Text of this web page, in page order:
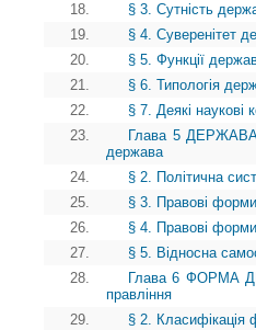
18.
§ 3. Сутність
19.
§ 4. Суверенітет
20.
§ 5. Функції
21.
§ 6. Типологія
22.
§ 7. Деякі наукові
23.
Глава 5
держава
24.
§ 2. Політична
25.
§ 3. Правові
26.
§ 4. Правові форми
27.
§ 5. Відносна
28.
Глава 6 ФОРМА
правління
29.
§ 2.